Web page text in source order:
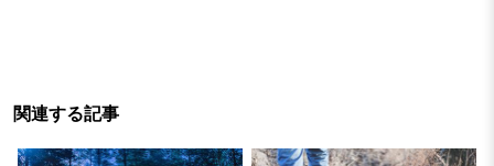
関連する記事